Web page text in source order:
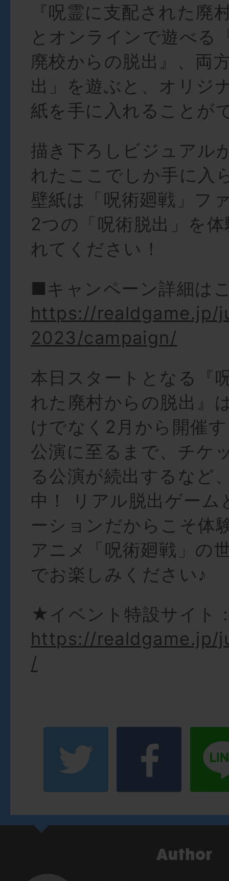
『呪霊に支配された廃
とオンラインで遊べる
廃校からの脱出』、両
出」を遊ぶと、オリジ
紙を手に入れることが
描き下ろしビジュアル
れたここでしか手に入
壁紙は「呪術廻戦」フ
2つの「呪術脱出」を
れてください！
■キャンペーン詳細は
https://realdgame.jp/
2023/campaign/
本日スタートとなる『
れた廃村からの脱出』
けでなく2月から開催
公演に至るまで、チケ
る公演が続出するなど
中！ リアル脱出ゲーム
ーションだからこそ体
アニメ「呪術廻戦」の
でお楽しみください♪
★イベント特設サイト
https://realdgame.jp/
/